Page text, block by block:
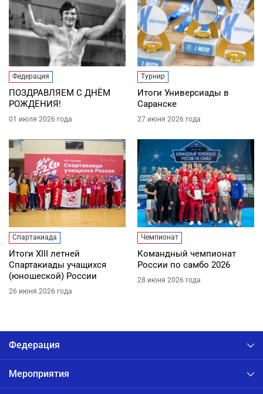
Федерация
ПОЗДРАВЛЯЕМ С ДНЁМ
РОЖДЕНИЯ!
01 июля 2026 года
Турнир
Итоги Универсиады в
Саранске
27 июня 2026 года
Спартакиада
Итоги XIII летней
Спартакиады учащихся
(юношеской) России
26 июня 2026 года
Чемпионат
Командный чемпионат
России по самбо 2026
28 июня 2026 года
Федерация
Мероприятия